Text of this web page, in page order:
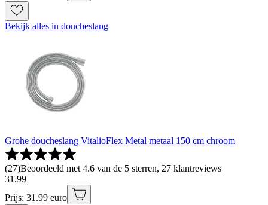
Bekijk alles in doucheslang
Grohe doucheslang VitalioFlex Metal metaal 150 cm chroom
(27)Beoordeeld met 4.6 van de 5 sterren, 27 klantreviews
31 .99
Prijs: 31.99 euro